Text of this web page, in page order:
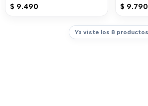
$ 9.490 $ 9.790
Ya viste los 8 productos